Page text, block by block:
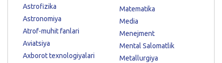
Astrofizika
Astronomiya
Atrof-muhit fanlari
Aviatsiya
Axborot texnologiyalari
Matematika
Media
Menejment
Mental Salomatlik
Metallurgiya